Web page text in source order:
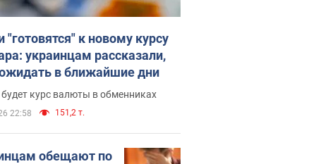
"готовятся" к новому курсу
украинцам рассказали,
в ближайшие дни
курс валюты в обменниках
22:58 151,2 т.
обещают по